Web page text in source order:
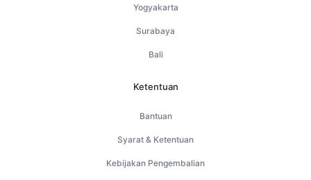
Yogyakarta
Surabaya
Bali
Ketentuan
Bantuan
Syarat & Ketentuan
Kebijakan Pengembalian